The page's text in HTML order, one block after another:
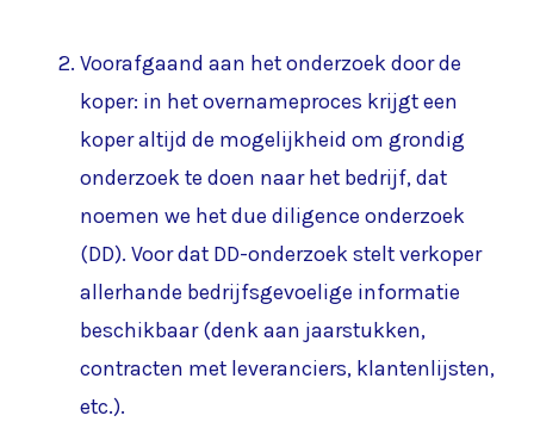
Voorafgaand aan het onderzoek door de
koper: in het overnameproces krijgt een
koper altijd de mogelijkheid om grondig
onderzoek te doen naar het bedrijf, dat
noemen we het due diligence onderzoek
(DD). Voor dat DD-onderzoek stelt verkoper
allerhande bedrijfsgevoelige informatie
beschikbaar (denk aan jaarstukken,
contracten met leveranciers, klantenlijsten,
etc.).